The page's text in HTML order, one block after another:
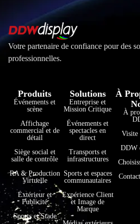
Votre partenaire de confiance pour des
professionnelles.
Produits
Événements et
scène
Affichage
commercial et de
détail
Siège social et
salle de contrôle
RA & Production
Virtuelle
Extérieur et
Publicité
Sports et Stade
Solutions
Entreprise et
Mission Critique
Événements et
spectacles en
direct
Transports et
infrastructures
Sports et espaces
communautaires
Expérience Client
et Image de
Marque
À
À
Visite
DDW